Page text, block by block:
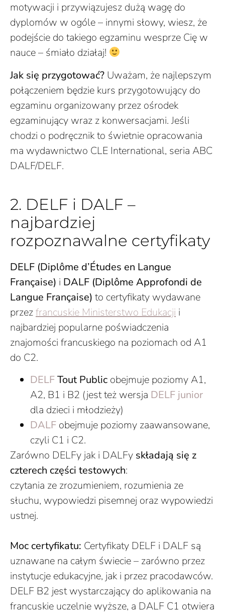
motywacji i przywiązujesz dużą wagę do
dyplomów w ogóle – innymi słowy, wiesz, że
podejście do takiego egzaminu wesprze Cię w
nauce – śmiało działaj!
Jak się przygotować? Uważam, że najlepszym
połączeniem będzie kurs przygotowujący do
egzaminu organizowany przez ośrodek
egzaminujący wraz z konwersacjami. Jeśli
chodzi o podręcznik to świetnie opracowania
ma wydawnictwo CLE International, seria ABC
DALF/DELF.
2. DELF i DALF –
najbardziej
rozpoznawalne certyfikaty
DELF (Diplôme d’Études en Langue
Française) i DALF (Diplôme Approfondi de
Langue Française) to certyfikaty wydawane
przezfrancuskie Ministerstwo Edukacji i
najbardziej popularne poświadczenia
znajomości francuskiego na poziomach od A1
do C2.
DELFTout Public obejmuje poziomy A1,
A2, B1 i B2 (jest też wersja DELF junior
dla dzieci i młodzieży)
DALF obejmuje poziomy zaawansowane,
czyli C1 i C2.
Zarówno DELFy jak i DALFy składają się z
czterech części testowych:
czytania ze zrozumieniem, rozumienia ze
słuchu, wypowiedzi pisemnej oraz wypowiedzi
ustnej.
Moc certyfikatu: Certyfikaty DELF i DALF są
uznawane na całym świecie – zarówno przez
instytucje edukacyjne, jak i przez pracodawców.
DELF B2 jest wystarczający do aplikowania na
francuskie uczelnie wyższe, a DALF C1 otwiera